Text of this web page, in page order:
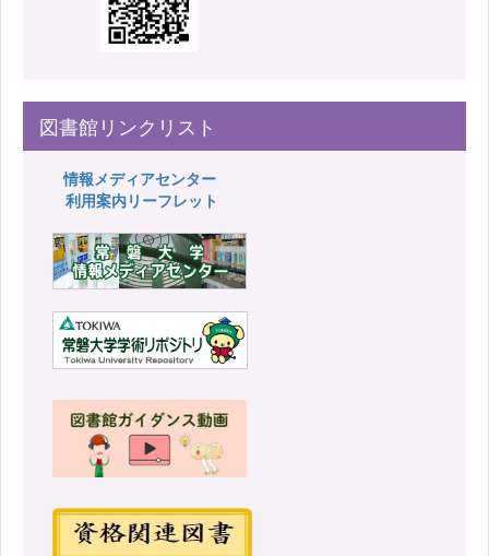
図書館リンクリスト
情報メディアセンター
利用案内リーフレット